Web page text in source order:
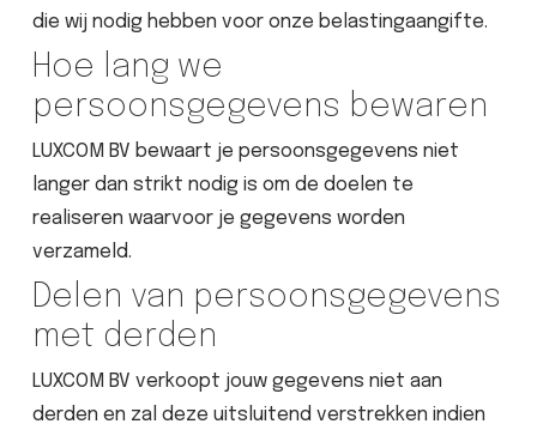
die wij nodig hebben voor onze belastingaangifte.
Hoe lang we
persoonsgegevens bewaren
LUXCOM BV bewaart je persoonsgegevens niet
langer dan strikt nodig is om de doelen te
realiseren waarvoor je gegevens worden
verzameld.
Delen van persoonsgegevens
met derden
LUXCOM BV verkoopt jouw gegevens niet aan
derden en zal deze uitsluitend verstrekken indien